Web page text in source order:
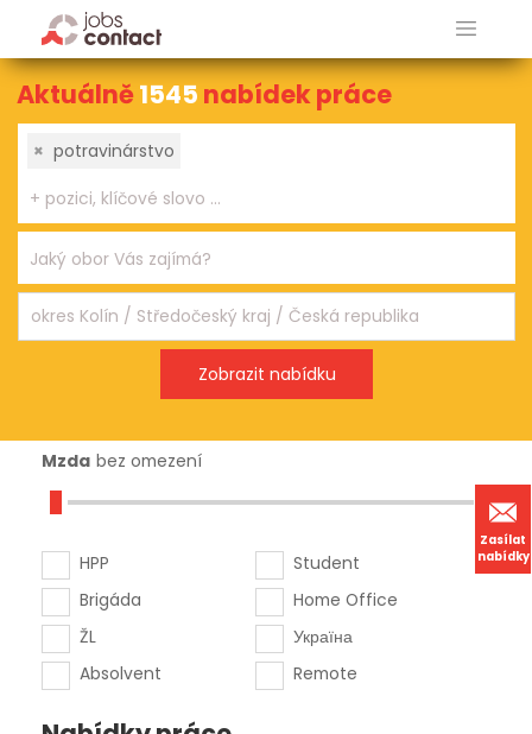
Zasílat
nabídky
Aktuálně1545 nabídek práce
× potravinárstvo
Mzda bez omezení
HPP
Brigáda
ŽL
Absolvent
Student
Home Office
Україна
Remote